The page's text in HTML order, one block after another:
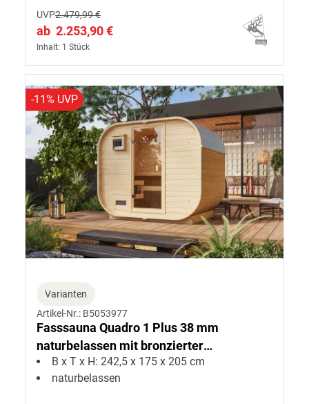
UVP2.479,99 €
ab 2.253,90 €
Inhalt: 1 Stück
-11% UVP
Varianten
Artikel-Nr.: B5053977
Fasssauna Quadro 1 Plus 38 mm
naturbelassen mit bronzierter
Ganzglastür
B x T x H: 242,5 x 175 x 205 cm
naturbelassen